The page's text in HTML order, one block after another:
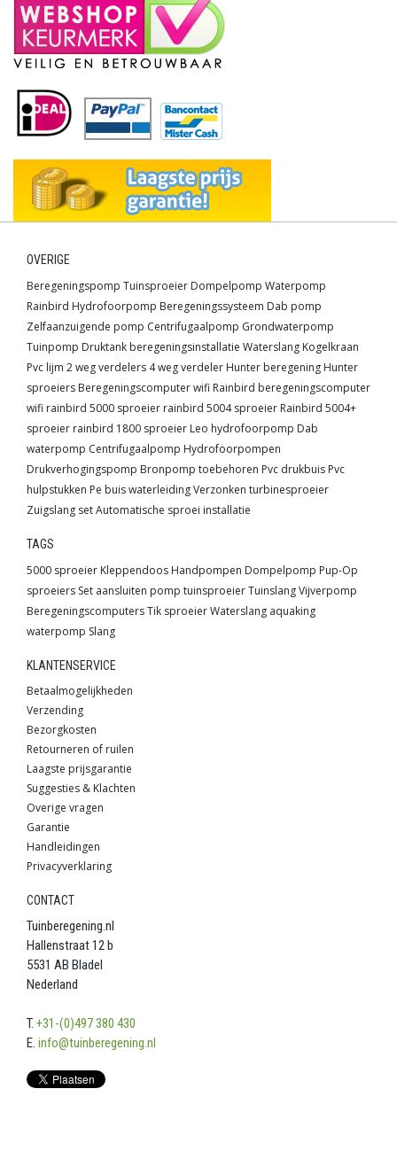
OVERIGE
Beregeningspomp Tuinsproeier Dompelpomp Waterpomp
Rainbird Hydrofoorpomp Beregeningssysteem Dab pomp
Zelfaanzuigende pomp Centrifugaalpomp Grondwaterpomp
Tuinpomp Druktank beregeningsinstallatie Waterslang Kogelkraan
Pvc lijm 2 weg verdelers 4 weg verdeler Hunter beregening Hunter
sproeiers Beregeningscomputer wifi Rainbird beregeningscomputer
wifi rainbird 5000 sproeier rainbird 5004 sproeier Rainbird 5004+
sproeier rainbird 1800 sproeier Leo hydrofoorpomp Dab
waterpomp Centrifugaalpomp Hydrofoorpompen
Drukverhogingspomp Bronpomp toebehoren Pvc drukbuis Pvc
hulpstukken Pe buis waterleidingVerzonken turbinesproeier
Zuigslang setAutomatische sproei installatie
TAGS
5000 sproeier Kleppendoos Handpompen Dompelpomp Pup-Op
sproeiers Set aansluiten pomp tuinsproeierTuinslangVijverpomp
BeregeningscomputersTik sproeierWaterslang aquaking
waterpomp Slang
KLANTENSERVICE
Betaalmogelijkheden
Verzending
Bezorgkosten
Retourneren of ruilen
Laagste prijsgarantie
Suggesties & Klachten
Overige vragen
Garantie
Handleidingen
Privacyverklaring
CONTACT
Tuinberegening.nl
Hallenstraat 12 b
5531 AB Bladel
Nederland
T. +31-(0)497 380 430
E. info@tuinberegening.nl